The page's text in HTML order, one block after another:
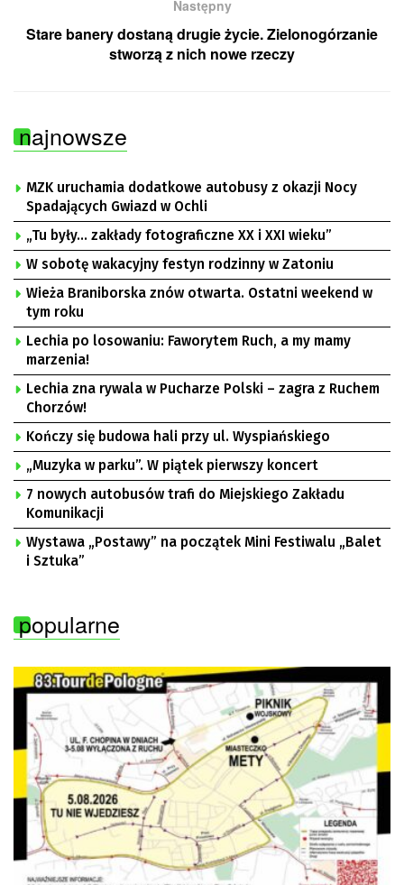
Następny
Stare banery dostaną drugie życie. Zielonogórzanie
stworzą z nich nowe rzeczy
najnowsze
MZK uruchamia dodatkowe autobusy z okazji Nocy
Spadających Gwiazd w Ochli
„Tu były… zakłady fotograficzne XX i XXI wieku”
W sobotę wakacyjny festyn rodzinny w Zatoniu
Wieża Braniborska znów otwarta. Ostatni weekend w
tym roku
Lechia po losowaniu: Faworytem Ruch, a my mamy
marzenia!
Lechia zna rywala w Pucharze Polski – zagra z Ruchem
Chorzów!
Kończy się budowa hali przy ul. Wyspiańskiego
„Muzyka w parku”. W piątek pierwszy koncert
7 nowych autobusów trafi do Miejskiego Zakładu
Komunikacji
Wystawa „Postawy” na początek Mini Festiwalu „Balet
i Sztuka”
popularne